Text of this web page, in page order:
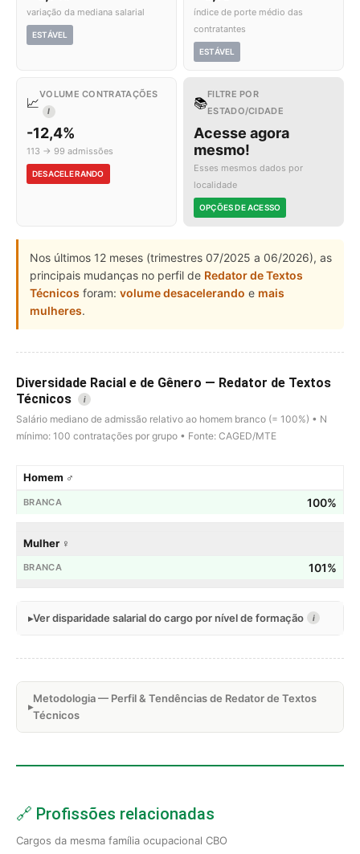
variação da mediana salarial
ESTÁVEL
índice de porte médio das
contratantes
ESTÁVEL
📈
VOLUME CONTRATAÇÕES
I
-12,4%
113 → 99 admissões
DESACELERANDO
📚
FILTRE POR
ESTADO/CIDADE
Acesse agora
mesmo!
Esses mesmos dados por
localidade
OPÇÕES DE ACESSO
Nos últimos 12 meses (trimestres 07/2025 a 06/2026), as
principais mudanças no perfil de Redator de Textos
Técnicos foram: volume desacelerando e mais
mulheres.
Diversidade Racial e de Gênero — Redator de Textos
Técnicos
i
Salário mediano de admissão relativo ao homem branco (= 100%) • N
mínimo: 100 contratações por grupo • Fonte: CAGED/MTE
Homem ♂
100%
Mulher ♀
101%
Ver disparidade salarial do cargo por nível de formação i
Metodologia — Perfil & Tendências de Redator de Textos
Técnicos
🔗 Profissões relacionadas
Cargos da mesma família ocupacional CBO